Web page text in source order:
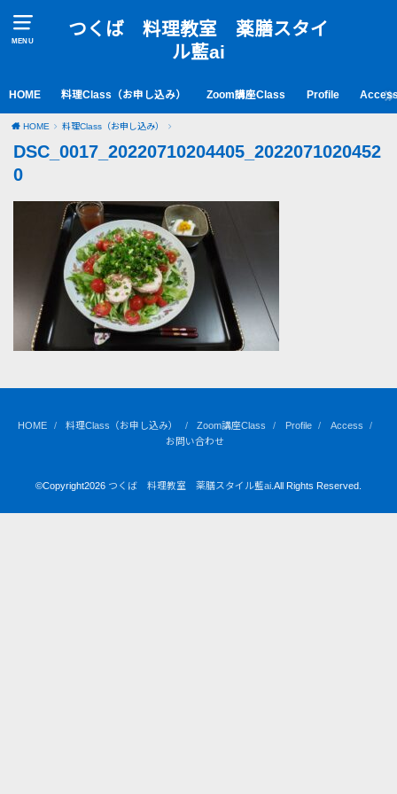
MENU
つくば 料理教室 薬膳スタイ
ル藍ai
HOME 料理Class（お申し込み） Zoom講座Class Profile
HOME 料理Class（お申し込み）
DSC_0017_20220710204405_2022071020452
0
HOME 料理Class（お申し込み） Zoom講座Class Profile
Access
お問い合わせ
©Copyright2026 つくば 料理教室 薬膳スタイル藍ai.All Rights Reserved.